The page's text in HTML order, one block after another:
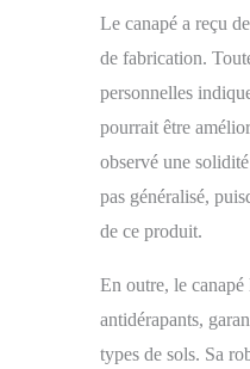
Le canapé a reçu
de fabrication.
personnelles
pourrait être
observé une
pas généralisé,
de ce produit.
En outre, le
antidérapants,
types de sols. Sa